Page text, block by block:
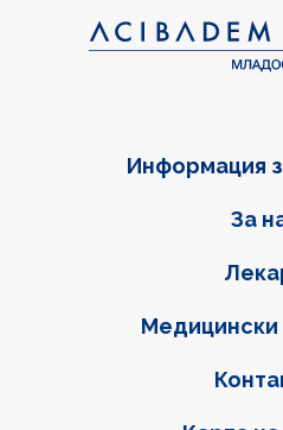
Фуутер навигация
За
Медицински
Информация